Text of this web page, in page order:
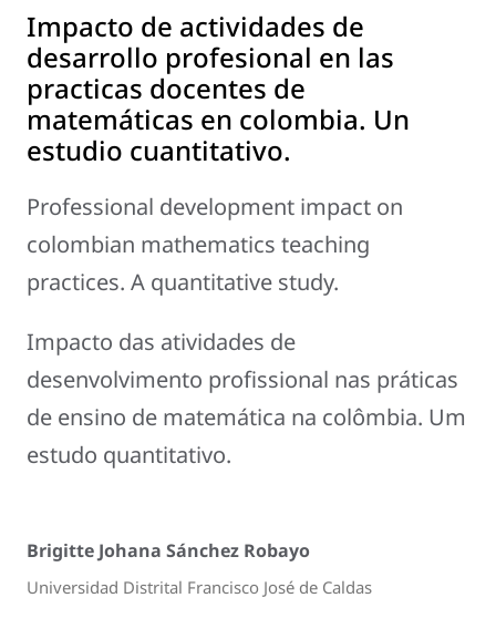
Impacto de actividades de
desarrollo profesional en las
practicas docentes de
matemáticas en colombia. Un
estudio cuantitativo.
Professional development impact on
colombian mathematics teaching
practices. A quantitative study.
Impacto das atividades de
desenvolvimento profissional nas práticas
de ensino de matemática na colômbia. Um
estudo quantitativo.
Brigitte Johana Sánchez Robayo
Universidad Distrital Francisco José de Caldas